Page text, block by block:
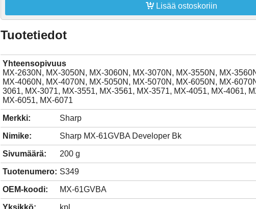
 Lisää ostoskoriin
Tuotetiedot
Yhteensopivuus
MX-2630N, MX-3050N, MX-3060N, MX-3070N, MX-3550N, MX-
MX-4060N, MX-4070N, MX-5050N, MX-5070N, MX-6050N, MX-
3061, MX-3071, MX-3551, MX-3561, MX-3571, MX-4051, MX-4061,
MX-6051, MX-6071
Merkki: Sharp
Nimike: Sharp MX-61GVBA Developer Bk
Sivumäärä: 200 g
Tuotenumero: S349
OEM-koodi: MX-61GVBA
Yksikkö: kpl